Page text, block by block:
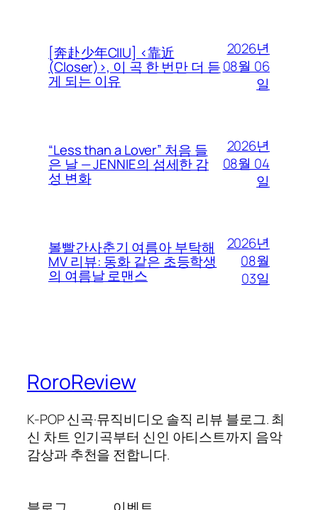
[奔赴少年CIIU] <靠近
(Closer)>, 이 곡 한 번만 더 듣
게 되는 이유
2026년
08월 06
일
“Less than a Lover” 처음 들
은 날 — JENNIE의 섬세한 감
성 변화
2026년
08월 04
일
볼빨간사춘기 여름아 부탁해
MV 리뷰: 동화 같은 초등학생
의 여름날 로맨스
2026년
08월
03일
RoroReview
K-POP 신곡·뮤직비디오 솔직 리뷰 블로그. 최
신 차트 인기곡부터 신인 아티스트까지 음악
감상과 추천을 전합니다.